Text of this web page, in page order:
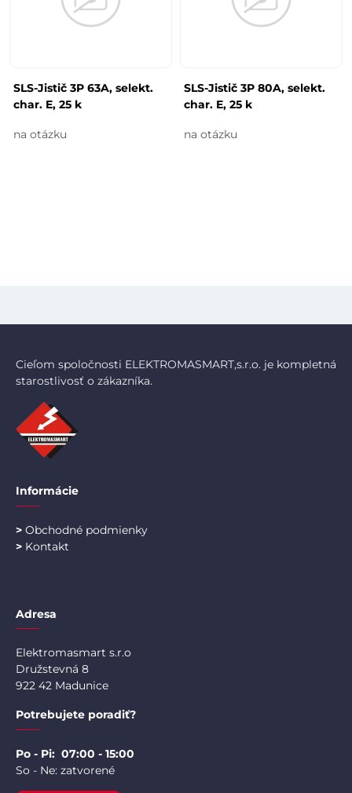
SLS-Jistič 3P 63A, selekt.
char. E, 25 k
na otázku
SLS-Jistič 3P 80A, selekt.
char. E, 25 k
na otázku
Cieľom spoločnosti ELEKTROMASMART,s.r.o. je kompletná
starostlivosť o zákazníka.
Informácie
> Obchodné podmienky
> Kontakt
Adresa
Elektromasmart s.r.o
Družstevná 8
922 42 Madunice
Potrebujete poradiť?
Po - Pi: 07:00 - 15:00
So - Ne: zatvorené